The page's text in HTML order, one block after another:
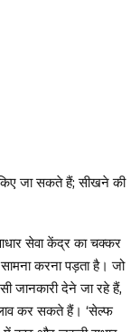
जा सकते हैं; सीखने की
सेवा केंद्र का चक्कर
करना पड़ता है। जो
जानकारी देने जा रहे हैं,
कर सकते हैं। ‘सेल्फ